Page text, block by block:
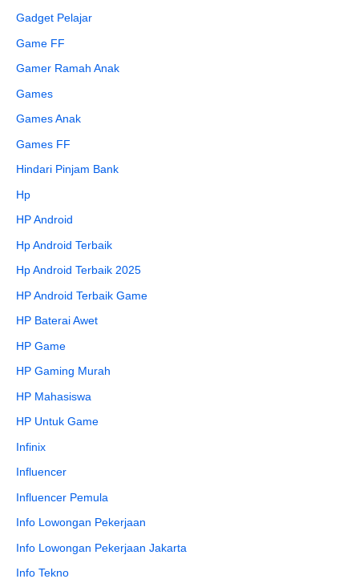
Gadget Pelajar
Game FF
Gamer Ramah Anak
Games
Games Anak
Games FF
Hindari Pinjam Bank
Hp
HP Android
Hp Android Terbaik
Hp Android Terbaik 2025
HP Android Terbaik Game
HP Baterai Awet
HP Game
HP Gaming Murah
HP Mahasiswa
HP Untuk Game
Infinix
Influencer
Influencer Pemula
Info Lowongan Pekerjaan
Info Lowongan Pekerjaan Jakarta
Info Tekno